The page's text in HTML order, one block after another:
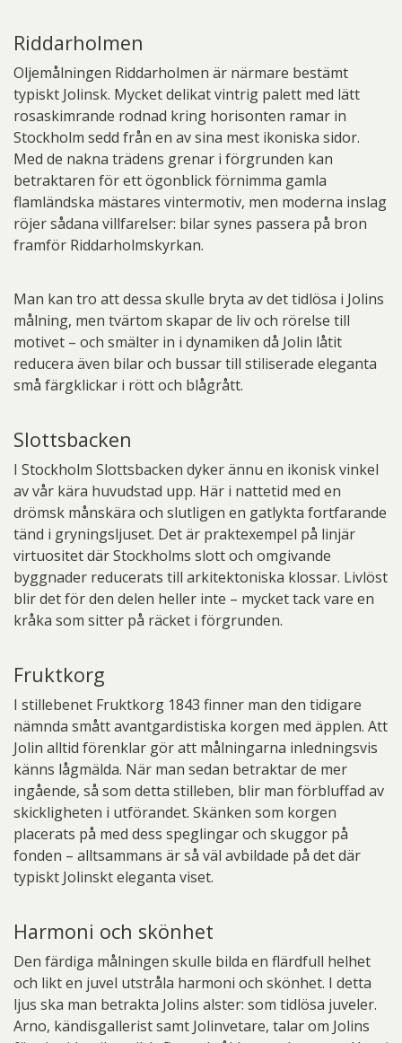
Riddarholmen
Oljemålningen Riddarholmen är närmare bestämt
typiskt Jolinsk. Mycket delikat vintrig palett med lätt
rosaskimrande rodnad kring horisonten ramar in
Stockholm sedd från en av sina mest ikoniska sidor.
Med de nakna trädens grenar i förgrunden kan
betraktaren för ett ögonblick förnimma gamla
flamländska mästares vintermotiv, men moderna inslag
röjer sådana villfarelser: bilar synes passera på bron
framför Riddarholmskyrkan.
Man kan tro att dessa skulle bryta av det tidlösa i Jolins
målning, men tvärtom skapar de liv och rörelse till
motivet – och smälter in i dynamiken då Jolin låtit
reducera även bilar och bussar till stiliserade eleganta
små färgklickar i rött och blågrått.
Slottsbacken
I Stockholm Slottsbacken dyker ännu en ikonisk vinkel
av vår kära huvudstad upp. Här i nattetid med en
drömsk månskära och slutligen en gatlykta fortfarande
tänd i gryningsljuset. Det är praktexempel på linjär
virtuositet där Stockholms slott och omgivande
byggnader reducerats till arkitektoniska klossar. Livlöst
blir det för den delen heller inte – mycket tack vare en
kråka som sitter på räcket i förgrunden.
Fruktkorg
I stillebenet Fruktkorg 1843 finner man den tidigare
nämnda smått avantgardistiska korgen med äpplen. Att
Jolin alltid förenklar gör att målningarna inledningsvis
känns lågmälda. När man sedan betraktar de mer
ingående, så som detta stilleben, blir man förbluffad av
skickligheten i utförandet. Skänken som korgen
placerats på med dess speglingar och skuggor på
fonden – alltsammans är så väl avbildade på det där
typiskt Jolinskt eleganta viset.
Harmoni och skönhet
Den färdiga målningen skulle bilda en flärdfull helhet
och likt en juvel utstråla harmoni och skönhet. I detta
ljus ska man betrakta Jolins alster: som tidlösa juveler.
Arno, kändisgallerist samt Jolinvetare, talar om Jolins